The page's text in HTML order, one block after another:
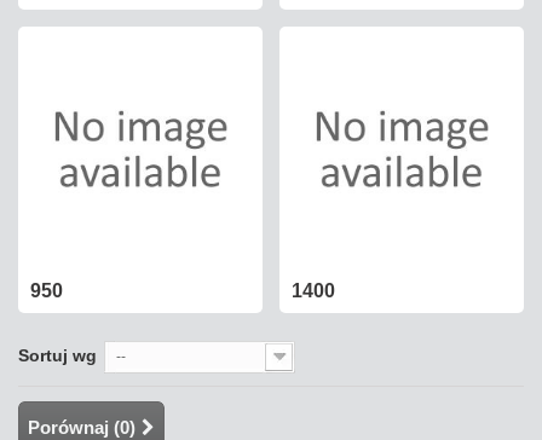
950 1400
Sortuj wg --
Porównaj (0)